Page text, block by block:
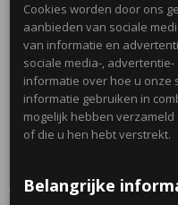
Inloggen Registreren
Cookies worden door ons
aanbieden van sociale
van informatie en
sociale media-,
informatie over hoe u onze
informatie gebruiken in
mogelijk hebben
of die u hen hebt verstrekt.
Belangrijke